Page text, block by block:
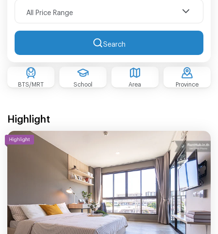
All Price Range
Search
BTS/MRT School Area Province
Highlight